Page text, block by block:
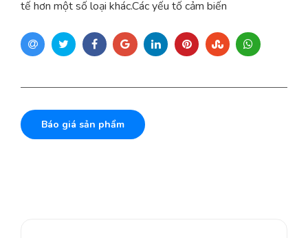
tế hơn một số loại khác.Các yếu tố cảm biến
Báo giá sản phẩm